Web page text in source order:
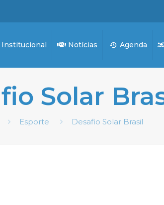
Institucional Notícias Agenda
Solar
Esporte Desafio Solar Brasil